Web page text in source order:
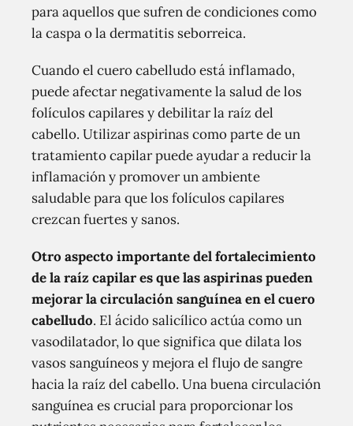
para aquellos que sufren de condiciones como
la caspa o la dermatitis seborreica.
Cuando el cuero cabelludo está inflamado,
puede afectar negativamente la salud de los
folículos capilares y debilitar la raíz del
cabello. Utilizar aspirinas como parte de un
tratamiento capilar puede ayudar a reducir la
inflamación y promover un ambiente
saludable para que los folículos capilares
crezcan fuertes y sanos.
Otro aspecto importante del fortalecimiento
de la raíz capilar es que las aspirinas pueden
mejorar la circulación sanguínea en el cuero
cabelludo. El ácido salicílico actúa como un
vasodilatador, lo que significa que dilata los
vasos sanguíneos y mejora el flujo de sangre
hacia la raíz del cabello. Una buena circulación
sanguínea es crucial para proporcionar los